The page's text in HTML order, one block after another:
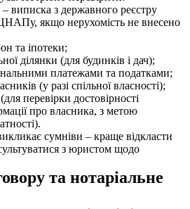
виписка з державного реєстру
якщо нерухомість не внесено
та іпотеки;
ділянки (для будинків і дач);
платежами та податками;
(у разі спільної власності);
перевірки достовірності
про власника, з метою
сумніви – краще відкласти
з юристом щодо
та нотаріальне